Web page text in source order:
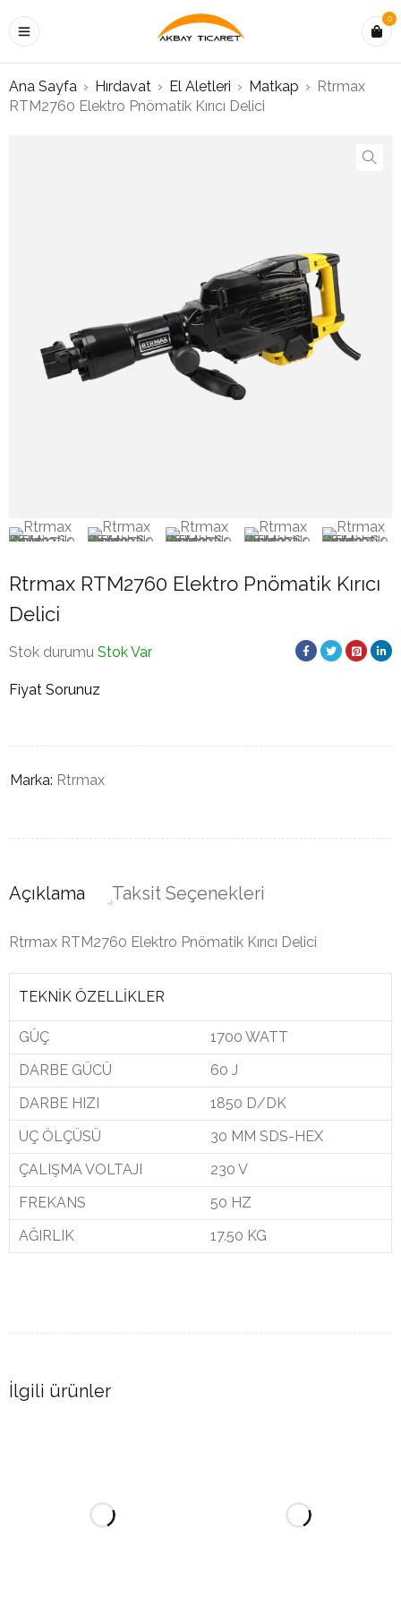
0
Ana Sayfa › Hırdavat › El Aletleri › Matkap › Rtrmax
RTM2760 Elektro Pnömatik Kırıcı Delici
Rtrmax RTM2760 Elektro Pnömatik Kırıcı
Delici
Stok durumu Stok Var
Fiyat Sorunuz
Marka: Rtrmax
Açıklama Taksit Seçenekleri
Rtrmax RTM2760 Elektro Pnömatik Kırıcı Delici
TEKNİK ÖZELLİKLER
GÜÇ
1700 WATT
DARBE GÜCÜ
60 J
DARBE HIZI
1850 D/DK
UÇ ÖLÇÜSÜ
30 MM SDS-HEX
ÇALIŞMA VOLTAJI
230 V
FREKANS
50 HZ
AĞIRLIK
17.50 KG
İlgili ürünler